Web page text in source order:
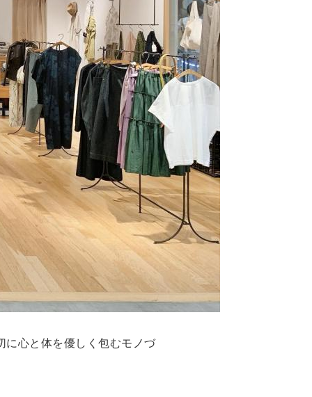
心と体を優しく包むモノづ